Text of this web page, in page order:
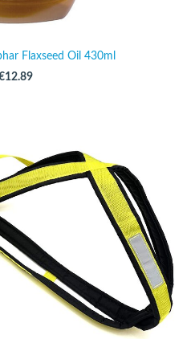
Flaxseed Oil 430ml